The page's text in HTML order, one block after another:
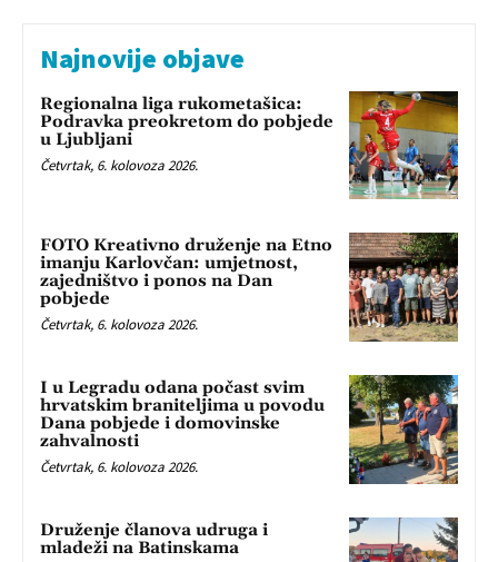
Najnovije objave
Regionalna liga rukometašica:
Podravka preokretom do pobjede
u Ljubljani
Četvrtak, 6. kolovoza 2026.
FOTO Kreativno druženje na Etno
imanju Karlovčan: umjetnost,
zajedništvo i ponos na Dan
pobjede
Četvrtak, 6. kolovoza 2026.
I u Legradu odana počast svim
hrvatskim braniteljima u povodu
Dana pobjede i domovinske
zahvalnosti
Četvrtak, 6. kolovoza 2026.
Druženje članova udruga i
mladeži na Batinskama